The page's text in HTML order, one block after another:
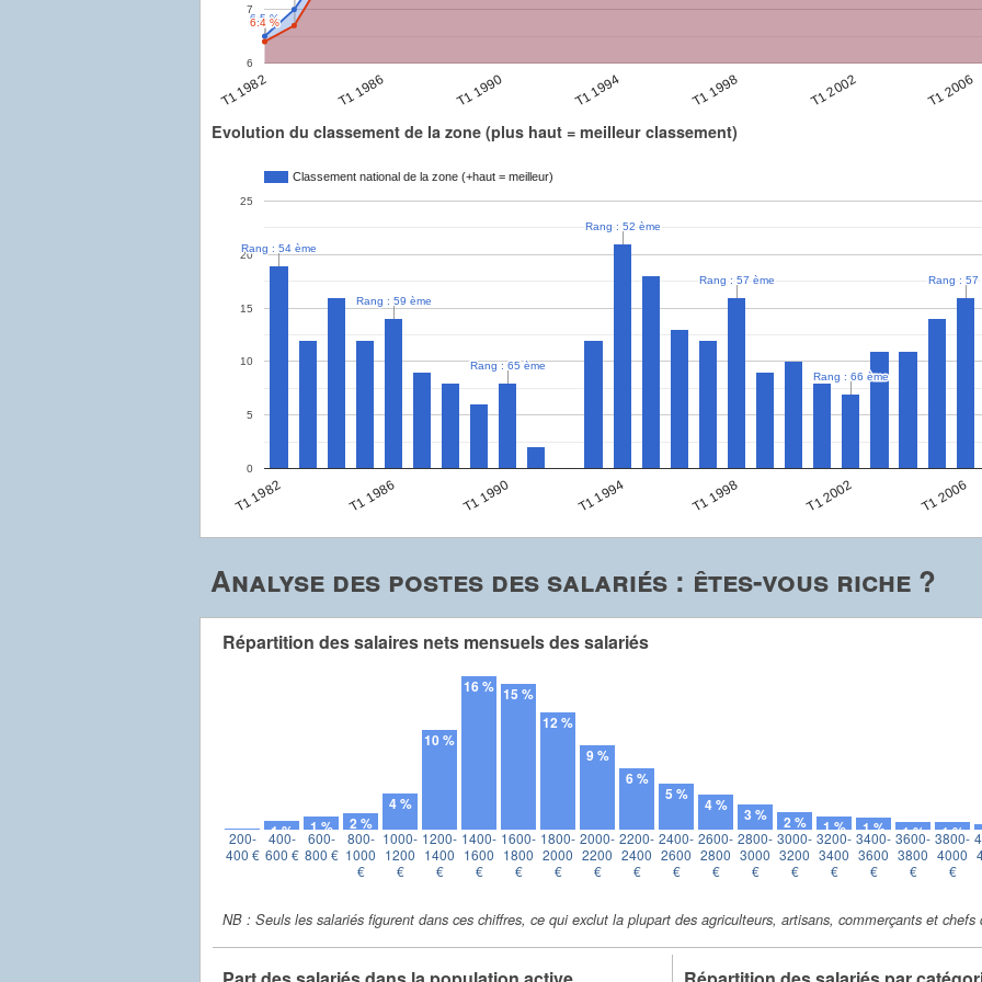
T1 1982 T1 1986 T1 1990 T1 1994 T1 1998 T1 2002 T1 2006
6
7
6.5 %
6.5 %
6.4 %
6.4 %
Evolution du classement de la zone (plus haut = meilleur classement)
Classement national de la zone (+haut = meilleur)
T1 1982 T1 1986 T1 1990 T1 1994 T1 1998 T1 2002 T1 2006
0
5
10
15
20
25
Rang : 54 ème
Rang : 54 ème
Rang : 59 ème
Rang : 59 ème
Rang : 65 ème
Rang : 65 ème
Rang : 52 ème
Rang : 52 ème
Rang : 57 ème
Rang : 57 ème
Rang : 66 ème
Rang : 66 ème
Rang : 57
Rang : 57
Analyse des postes des salariés : êtes-vous riche ?
Répartition des salaires nets mensuels des salariés
200-
400 €
0 %
400-
600 €
1 %
600-
800 €
1 %
800-
1000
€
2 %
1000-
1200
€
4 %
1200-
1400
€
10 %
1400-
1600
€
16 %
1600-
1800
€
15 %
1800-
2000
€
12 %
2000-
2200
€
9 %
2200-
2400
€
6 %
2400-
2600
€
5 %
2600-
2800
€
4 %
2800-
3000
€
3 %
3000-
3200
€
2 %
3200-
3400
€
1 %
3400-
3600
€
1 %
3600-
3800
€
1 % 3800-
4000
€
1 %
NB : Seuls les salariés figurent dans ces chiffres, ce qui exclut la plupart des agriculteurs, artisans, commerçants et chefs